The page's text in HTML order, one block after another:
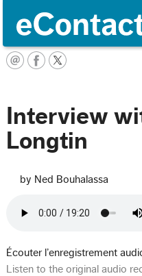
Interview
Longtin
by Ned Bouhalassa
Écouter l’enregistrement
Listen to the original audio